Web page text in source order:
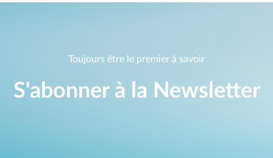
Toujours être le premier à savoir
S'abonner à la Newsletter